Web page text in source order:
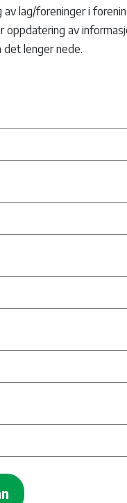
lag/foreninger i
av
lenger nede.